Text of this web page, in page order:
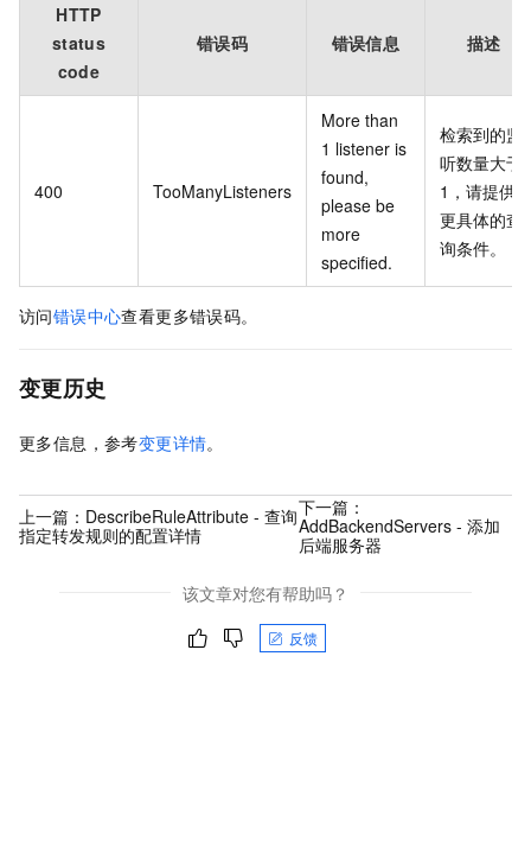
HTTP
status
code
错误码 错误信息 描述
400 TooManyListeners
More than
1 listener is
found,
please be
more
specified.
检索到的监
听数量大于
1，请提供
更具体的查
询条件。
访问错误中心查看更多错误码。
变更历史
更多信息，参考变更详情。
上一篇： DescribeRuleAttribute - 查询
指定转发规则的配置详情
下一篇：
AddBackendServers - 添加
后端服务器
该文章对您有帮助吗？
反馈